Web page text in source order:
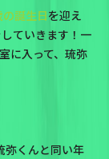
誕生日を迎え
ていきます！一
に入って、琉弥
弥くんと同い年